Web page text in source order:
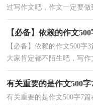
过写作文吧，作文一定要做
【必备】依赖的作文
【必备】依赖的作文500字
大家肯定都不陌生吧，写
有关重要的是作文500字
有关重要的是作文500字7